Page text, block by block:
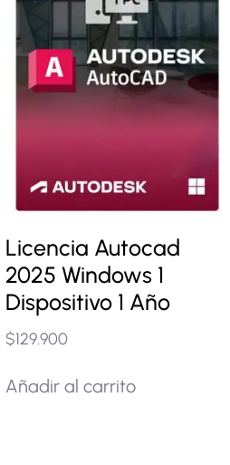
Licencia Autocad
2025 Windows 1
Dispositivo 1 Año
$129.900
Añadir al carrito